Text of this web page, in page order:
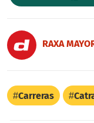
RAXA
Carreras